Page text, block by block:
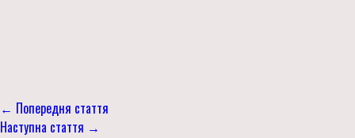
← Попередня стаття
Наступна стаття →